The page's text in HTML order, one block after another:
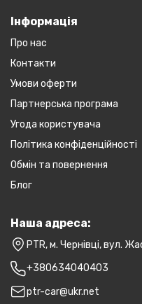
Інформація
Про нас
Контакти
Умови оферти
Партнерська програма
Угода користувача
Політика конфіденційності
Обмін та повернення
Блог
Наша адреса:
PTR, м. Чернівці, вул.
+380634040403
ptr-car@ukr.net